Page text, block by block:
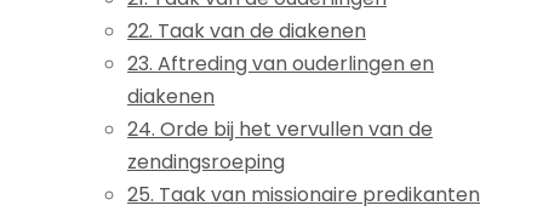
22. Taak van de diakenen
23. Aftreding van ouderlingen en
diakenen
24. Orde bij het vervullen van de
zendingsroeping
25. Taak van missionaire predikanten